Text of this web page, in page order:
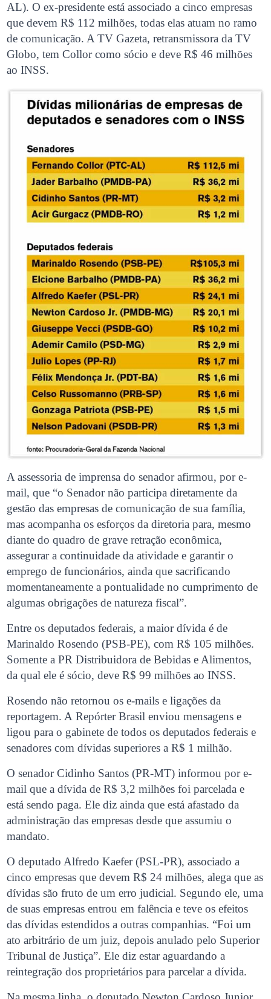
AL). O ex-presidente está associado a cinco empresas
que devem R$ 112 milhões, todas elas atuam no ramo
de comunicação. A TV Gazeta, retransmissora da TV
Globo, tem Collor como sócio e deve R$ 46 milhões
ao INSS.
A assessoria de imprensa do senador afirmou, por e-
mail, que “o Senador não participa diretamente da
gestão das empresas de comunicação de sua família,
mas acompanha os esforços da diretoria para, mesmo
diante do quadro de grave retração econômica,
assegurar a continuidade da atividade e garantir o
emprego de funcionários, ainda que sacrificando
momentaneamente a pontualidade no cumprimento de
algumas obrigações de natureza fiscal”.
Entre os deputados federais, a maior dívida é de
Marinaldo Rosendo (PSB-PE), com R$ 105 milhões.
Somente a PR Distribuidora de Bebidas e Alimentos,
da qual ele é sócio, deve R$ 99 milhões ao INSS.
Rosendo não retornou os e-mails e ligações da
reportagem. A Repórter Brasil enviou mensagens e
ligou para o gabinete de todos os deputados federais e
senadores com dívidas superiores a R$ 1 milhão.
O senador Cidinho Santos (PR-MT) informou por e-
mail que a dívida de R$ 3,2 milhões foi parcelada e
está sendo paga. Ele diz ainda que está afastado da
administração das empresas desde que assumiu o
mandato.
O deputado Alfredo Kaefer (PSL-PR), associado a
cinco empresas que devem R$ 24 milhões, alega que as
dívidas são fruto de um erro judicial. Segundo ele, uma
de suas empresas entrou em falência e teve os efeitos
das dívidas estendidos a outras companhias. “Foi um
ato arbitrário de um juiz, depois anulado pelo Superior
Tribunal de Justiça”. Ele diz estar aguardando a
reintegração dos proprietários para parcelar a dívida.